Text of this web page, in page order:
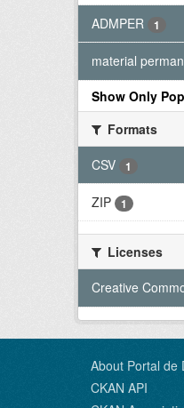
ADMPER 1
material
Show Only
Formats
CSV
1
ZIP 1
Licenses
Creative
About Portal de
CKAN API